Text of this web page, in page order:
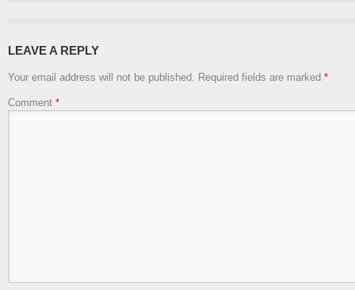
LEAVE A REPLY
Your email address will not be published. Required fields are marked *
Comment *